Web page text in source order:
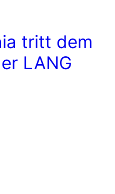
tritt dem
LANG